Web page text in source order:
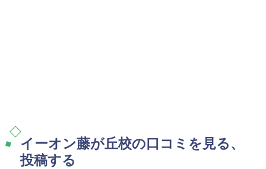
イーオン藤が丘校の口コミを見る、
投稿する